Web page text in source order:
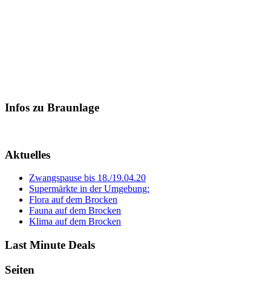
Infos zu Braunlage
Aktuelles
Zwangspause bis 18./19.04.20
Supermärkte in der Umgebung:
Flora auf dem Brocken
Fauna auf dem Brocken
Klima auf dem Brocken
Last Minute Deals
Seiten